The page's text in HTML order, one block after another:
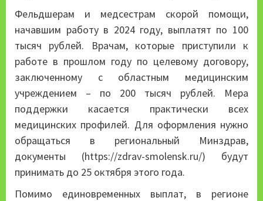
Фельдшерам и медсестрам скорой помощи,
начавшим работу в 2024 году, выплатят по 100
тысяч рублей. Врачам, которые приступили к
работе в прошлом году по целевому договору,
заключенному с областным медицинским
учреждением – по 200 тысяч рублей. Мера
поддержки касается практически всех
медицинских профилей. Для оформления нужно
обращаться в региональный Минздрав,
документы (https://zdrav-smolensk.ru/) будут
принимать до 25 октября этого года.
Помимо единовременных выплат, в регионе